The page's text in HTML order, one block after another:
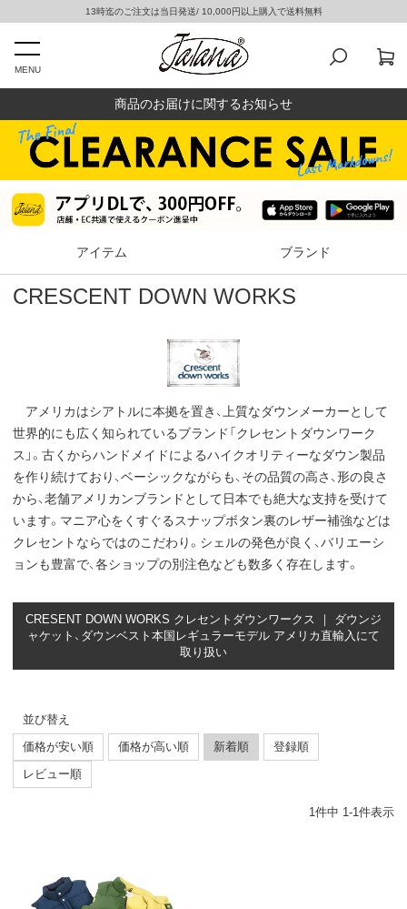
13時迄のご注文は当日発送/ 10,000円以上購入で送料無料
MENU
商品のお届けに関するお知らせ
アイテム ブランド
CRESCENT DOWN WORKS
アメリカはシアトルに本拠を置き、上質なダウンメーカーとして
世界的にも広く知られているブランド「クレセントダウンワーク
ス」。古くからハンドメイドによるハイクオリティーなダウン製品
を作り続けており、ベーシックながらも、その品質の高さ、形の良さ
から、老舗アメリカンブランドとして日本でも絶大な支持を受けて
います。マニア心をくすぐるスナップボタン裏のレザー補強などは
クレセントならではのこだわり。シェルの発色が良く、バリエーシ
ョンも豊富で、各ショップの別注色なども数多く存在します。
CRESENT DOWN WORKS クレセントダウンワークス ｜ ダウンジ
ャケット、ダウンベスト本国レギュラーモデル アメリカ直輸入にて
取り扱い
並び替え
価格が安い順
価格が高い順 新着順
登録順
レビュー順
1件中 1-1件表示